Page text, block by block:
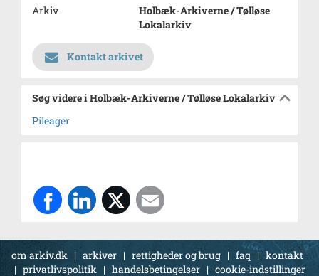
Arkiv
Holbæk-Arkiverne / Tølløse
Lokalarkiv
Kontakt arkivet
Søg videre i Holbæk-Arkiverne / Tølløse Lokalarkiv
Pileager
om arkiv.dk | arkiver | rettigheder og brug | faq | kontakt
|privatlivspolitik | handelsbetingelser | cookie-indstillinger